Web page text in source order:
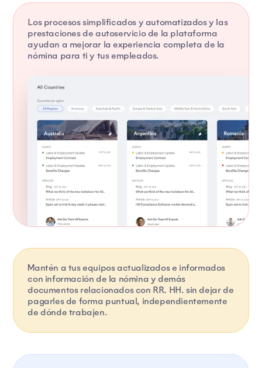
Los procesos simplificados y automatizados y las
prestaciones de autoservicio de la plataforma
ayudan a mejorar la experiencia completa de la
nómina para ti y tus empleados.
Mantén a tus equipos actualizados e informados
con información de la nómina y demás
documentos relacionados con RR. HH. sin dejar de
pagarles de forma puntual, independientemente
de dónde trabajen.